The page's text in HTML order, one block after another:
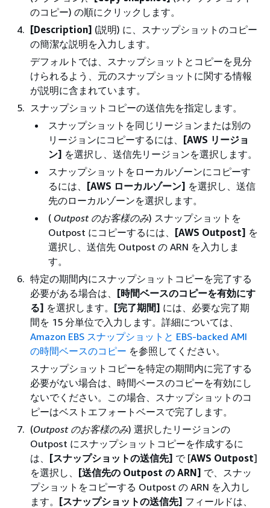
のコピー) の順にクリックします。
[Description] (説明) に、スナップショットのコピー
の簡潔な説明を入力します。
デフォルトでは、スナップショットとコピーを見分
けられるよう、元のスナップショットに関する情報
が説明に含まれています。
スナップショットコピーの送信先を指定します。
スナップショットを同じリージョンまたは別の
リージョンにコピーするには、 [AWS リージョ
ン] を選択し、送信先リージョンを選択します。
スナップショットをローカルゾーンにコピーす
るには、 [AWS ローカルゾーン] を選択し、送信
先のローカルゾーンを選択します。
( Outpost のお客様のみ) スナップショットを
Outpost にコピーするには、 [AWS Outpost] を
選択し、送信先 Outpost の ARN を入力しま
す。
特定の期間内にスナップショットコピーを完了する
必要がある場合は、 [時間ベースのコピーを有効にす
る] を選択します。 [完了期間] には、必要な完了期
間を 15 分単位で入力します。詳細については、
Amazon EBS スナップショットと EBS-backed AMI
の時間ベースのコピー を参照してください。
スナップショットコピーを特定の期間内に完了する
必要がない場合は、時間ベースのコピーを有効にし
ないでください。この場合、スナップショットのコ
ピーはベストエフォートベースで完了します。
(Outpost のお客様のみ) 選択したリージョンの
Outpost にスナップショットコピーを作成するに
は、 [スナップショットの送信先] で [AWS Outpost]
を選択し、 [送信先の Outpost の ARN] で、スナッ
プショットをコピーする Outpost の ARN を入力し
ます。 [スナップショットの送信先] フィールドは、